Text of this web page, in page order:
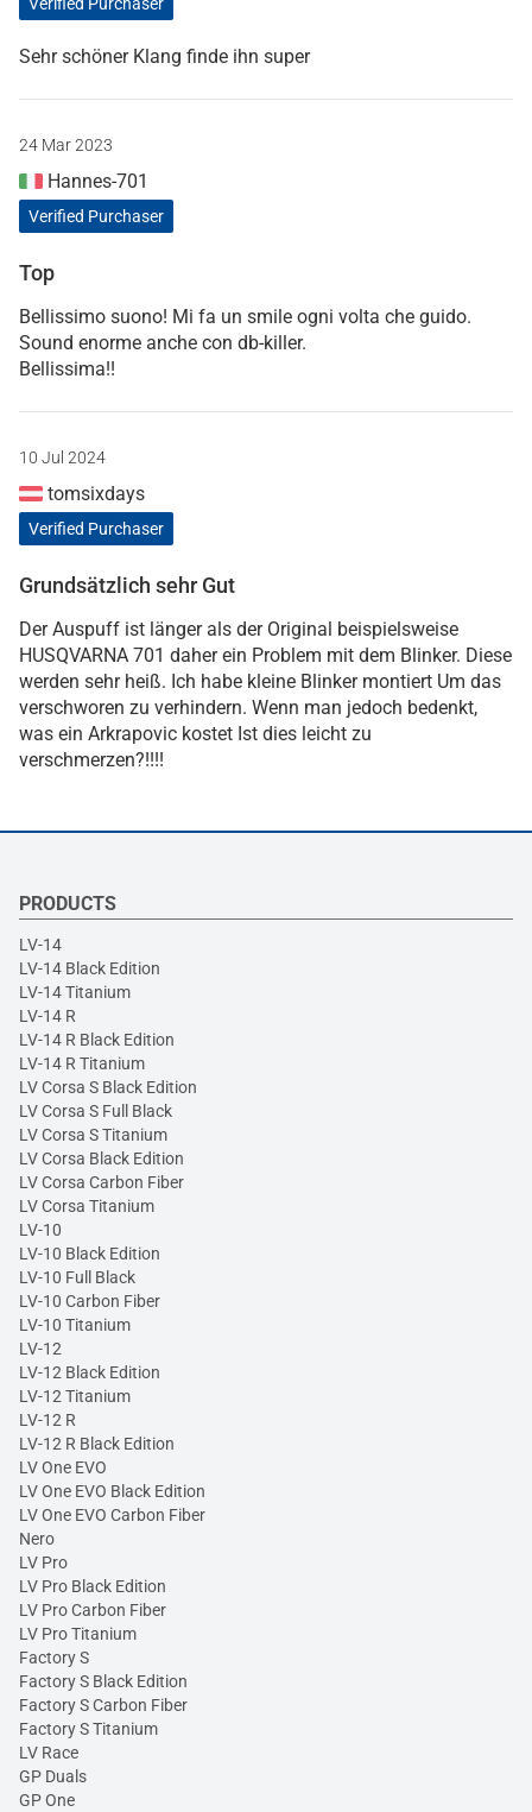
Sehr schöner Klang finde ihn super
24 Mar 2023
Hannes-701
Verified Purchaser
Top
Bellissimo suono! Mi fa un smile ogni volta che guido.
Sound enorme anche con db-killer.
Bellissima!!
10 Jul 2024
tomsixdays
Verified Purchaser
Grundsätzlich sehr Gut
Der Auspuff ist länger als der Original beispielsweise
HUSQVARNA 701 daher ein Problem mit dem Blinker. Diese
werden sehr heiß. Ich habe kleine Blinker montiert Um das
verschworen zu verhindern. Wenn man jedoch bedenkt,
was ein Arkrapovic kostet Ist dies leicht zu
verschmerzen?!!!!
PRODUCTS
LV-14
LV-14 Black Edition
LV-14 Titanium
LV-14 R
LV-14 R Black Edition
LV-14 R Titanium
LV Corsa S Black Edition
LV Corsa S Full Black
LV Corsa S Titanium
LV Corsa Black Edition
LV Corsa Carbon Fiber
LV Corsa Titanium
LV-10
LV-10 Black Edition
LV-10 Full Black
LV-10 Carbon Fiber
LV-10 Titanium
LV-12
LV-12 Black Edition
LV-12 Titanium
LV-12 R
LV-12 R Black Edition
LV One EVO
LV One EVO Black Edition
LV One EVO Carbon Fiber
Nero
LV Pro
LV Pro Black Edition
LV Pro Carbon Fiber
LV Pro Titanium
Factory S
Factory S Black Edition
Factory S Carbon Fiber
Factory S Titanium
LV Race
GP Duals
GP One